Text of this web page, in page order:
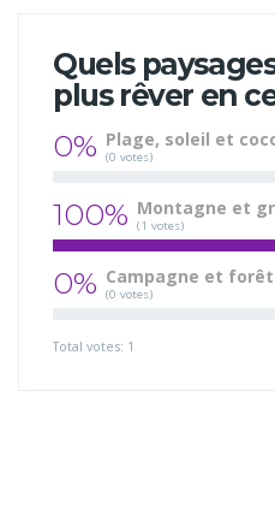
Quels
plus rêver en
0% Plage, soleil et
(0 votes)
100% Montagne et
(1 votes)
0% Campagne et
(0 votes)
Total votes: 1